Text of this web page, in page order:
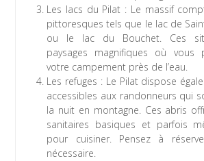
Les lacs du Pilat : Le massif
pittoresques tels que le lac de
ou le lac du Bouchet. Ces
paysages magnifiques où vous
votre campement près de l’eau.
Les refuges : Le Pilat dispose
accessibles aux randonneurs qui
la nuit en montagne. Ces abris
sanitaires basiques et parfois
pour cuisiner. Pensez à
nécessaire.